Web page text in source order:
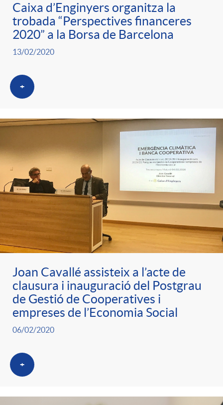
Caixa d’Enginyers organitza la
trobada “Perspectives financeres
2020” a la Borsa de Barcelona
13/02/2020
+
Joan Cavallé assisteix a l’acte de
clausura i inauguració del Postgrau
de Gestió de Cooperatives i
empreses de l’Economia Social
06/02/2020
+